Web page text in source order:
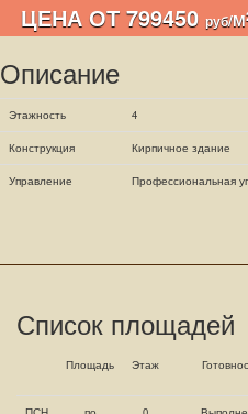
ЦЕНА ОТ 799450 руб/М
Описание
Этажность 4
Конструкция Кирпичное здание
Управление Профессиональная
Список площадей
Площадь Этаж